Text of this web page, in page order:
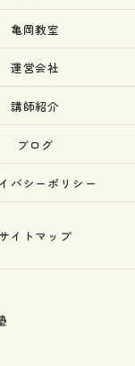
亀岡教室
運営会社
講師紹介
ブログ
バシーポリシー
サイトマップ